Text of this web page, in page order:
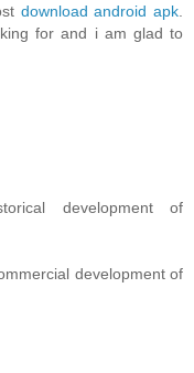
download android apk
for and i am glad to
development of
development of